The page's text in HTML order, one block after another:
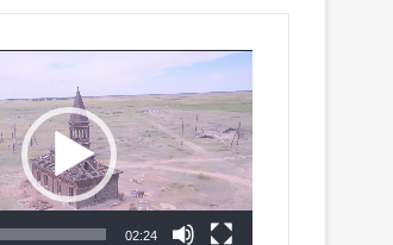
02:24